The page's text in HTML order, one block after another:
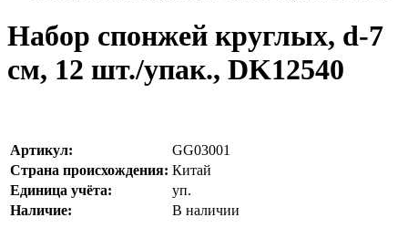
Набор спонжей круглых, d-7
см, 12 шт./упак., DK12540
Артикул:
GG03001
Страна происхождения: Китай
Единица учёта:
уп.
Наличие:
В наличии